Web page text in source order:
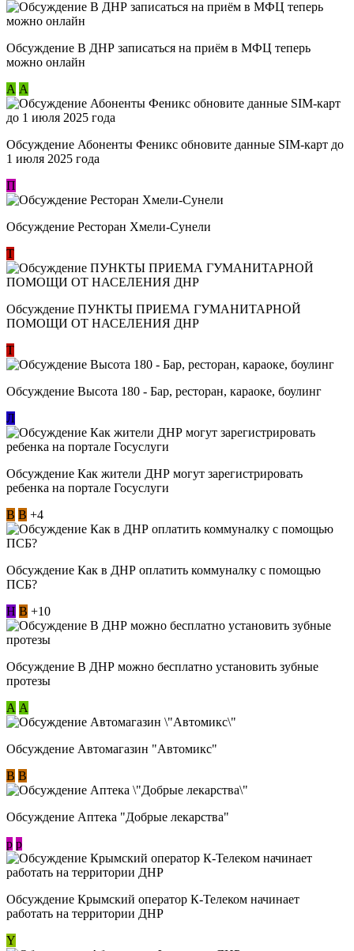
Обсуждение В ДНР записаться на приём в МФЦ теперь
можно онлайн
А А
Обсуждение Абоненты Феникс обновите данные SIM-карт до
1 июля 2025 года
П
Обсуждение Ресторан Хмели-Сунели
Т
Обсуждение ​ПУНКТЫ ПРИЕМА ГУМАНИТАРНОЙ
ПОМОЩИ ОТ НАСЕЛЕНИЯ ДНР
Т
Обсуждение Высота 180 - Бар, ресторан, караоке, боулинг
Л
Обсуждение Как жители ДНР могут зарегистрировать
ребенка на портале Госуслуги
В В +4
Обсуждение Как в ДНР оплатить коммуналку с помощью
ПСБ?
Н В +10
Обсуждение В ДНР можно бесплатно установить зубные
протезы
А А
Обсуждение Автомагазин "Автомикс"
В В
Обсуждение Аптека "Добрые лекарства"
p p
Обсуждение Крымский оператор К-Телеком начинает
работать на территории ДНР
Y